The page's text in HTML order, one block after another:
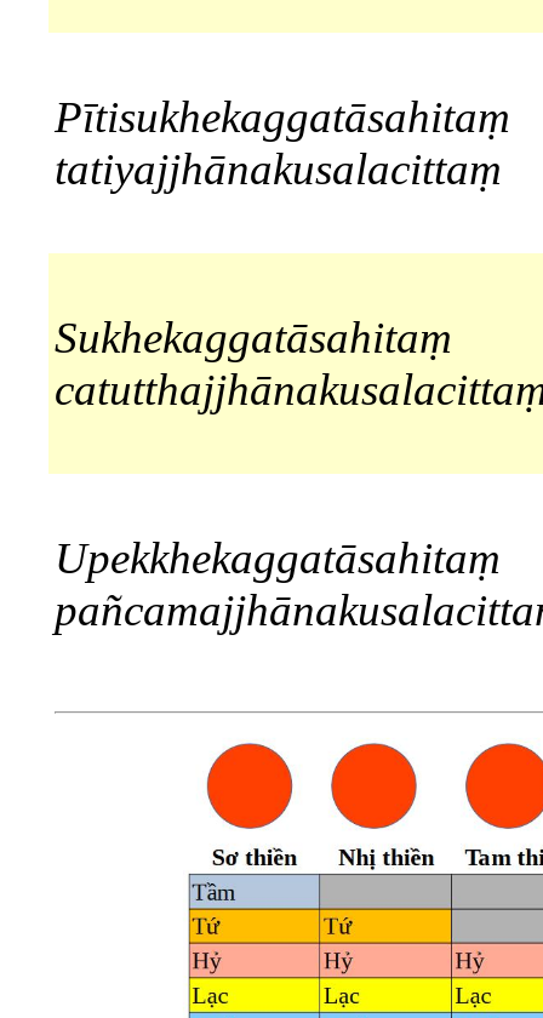
Pītisukhekaggatāsahitaṃ
tatiyajjhānakusalacittaṃ
Sukhekaggatāsahitaṃ
Upekkhekaggatāsahitaṃ